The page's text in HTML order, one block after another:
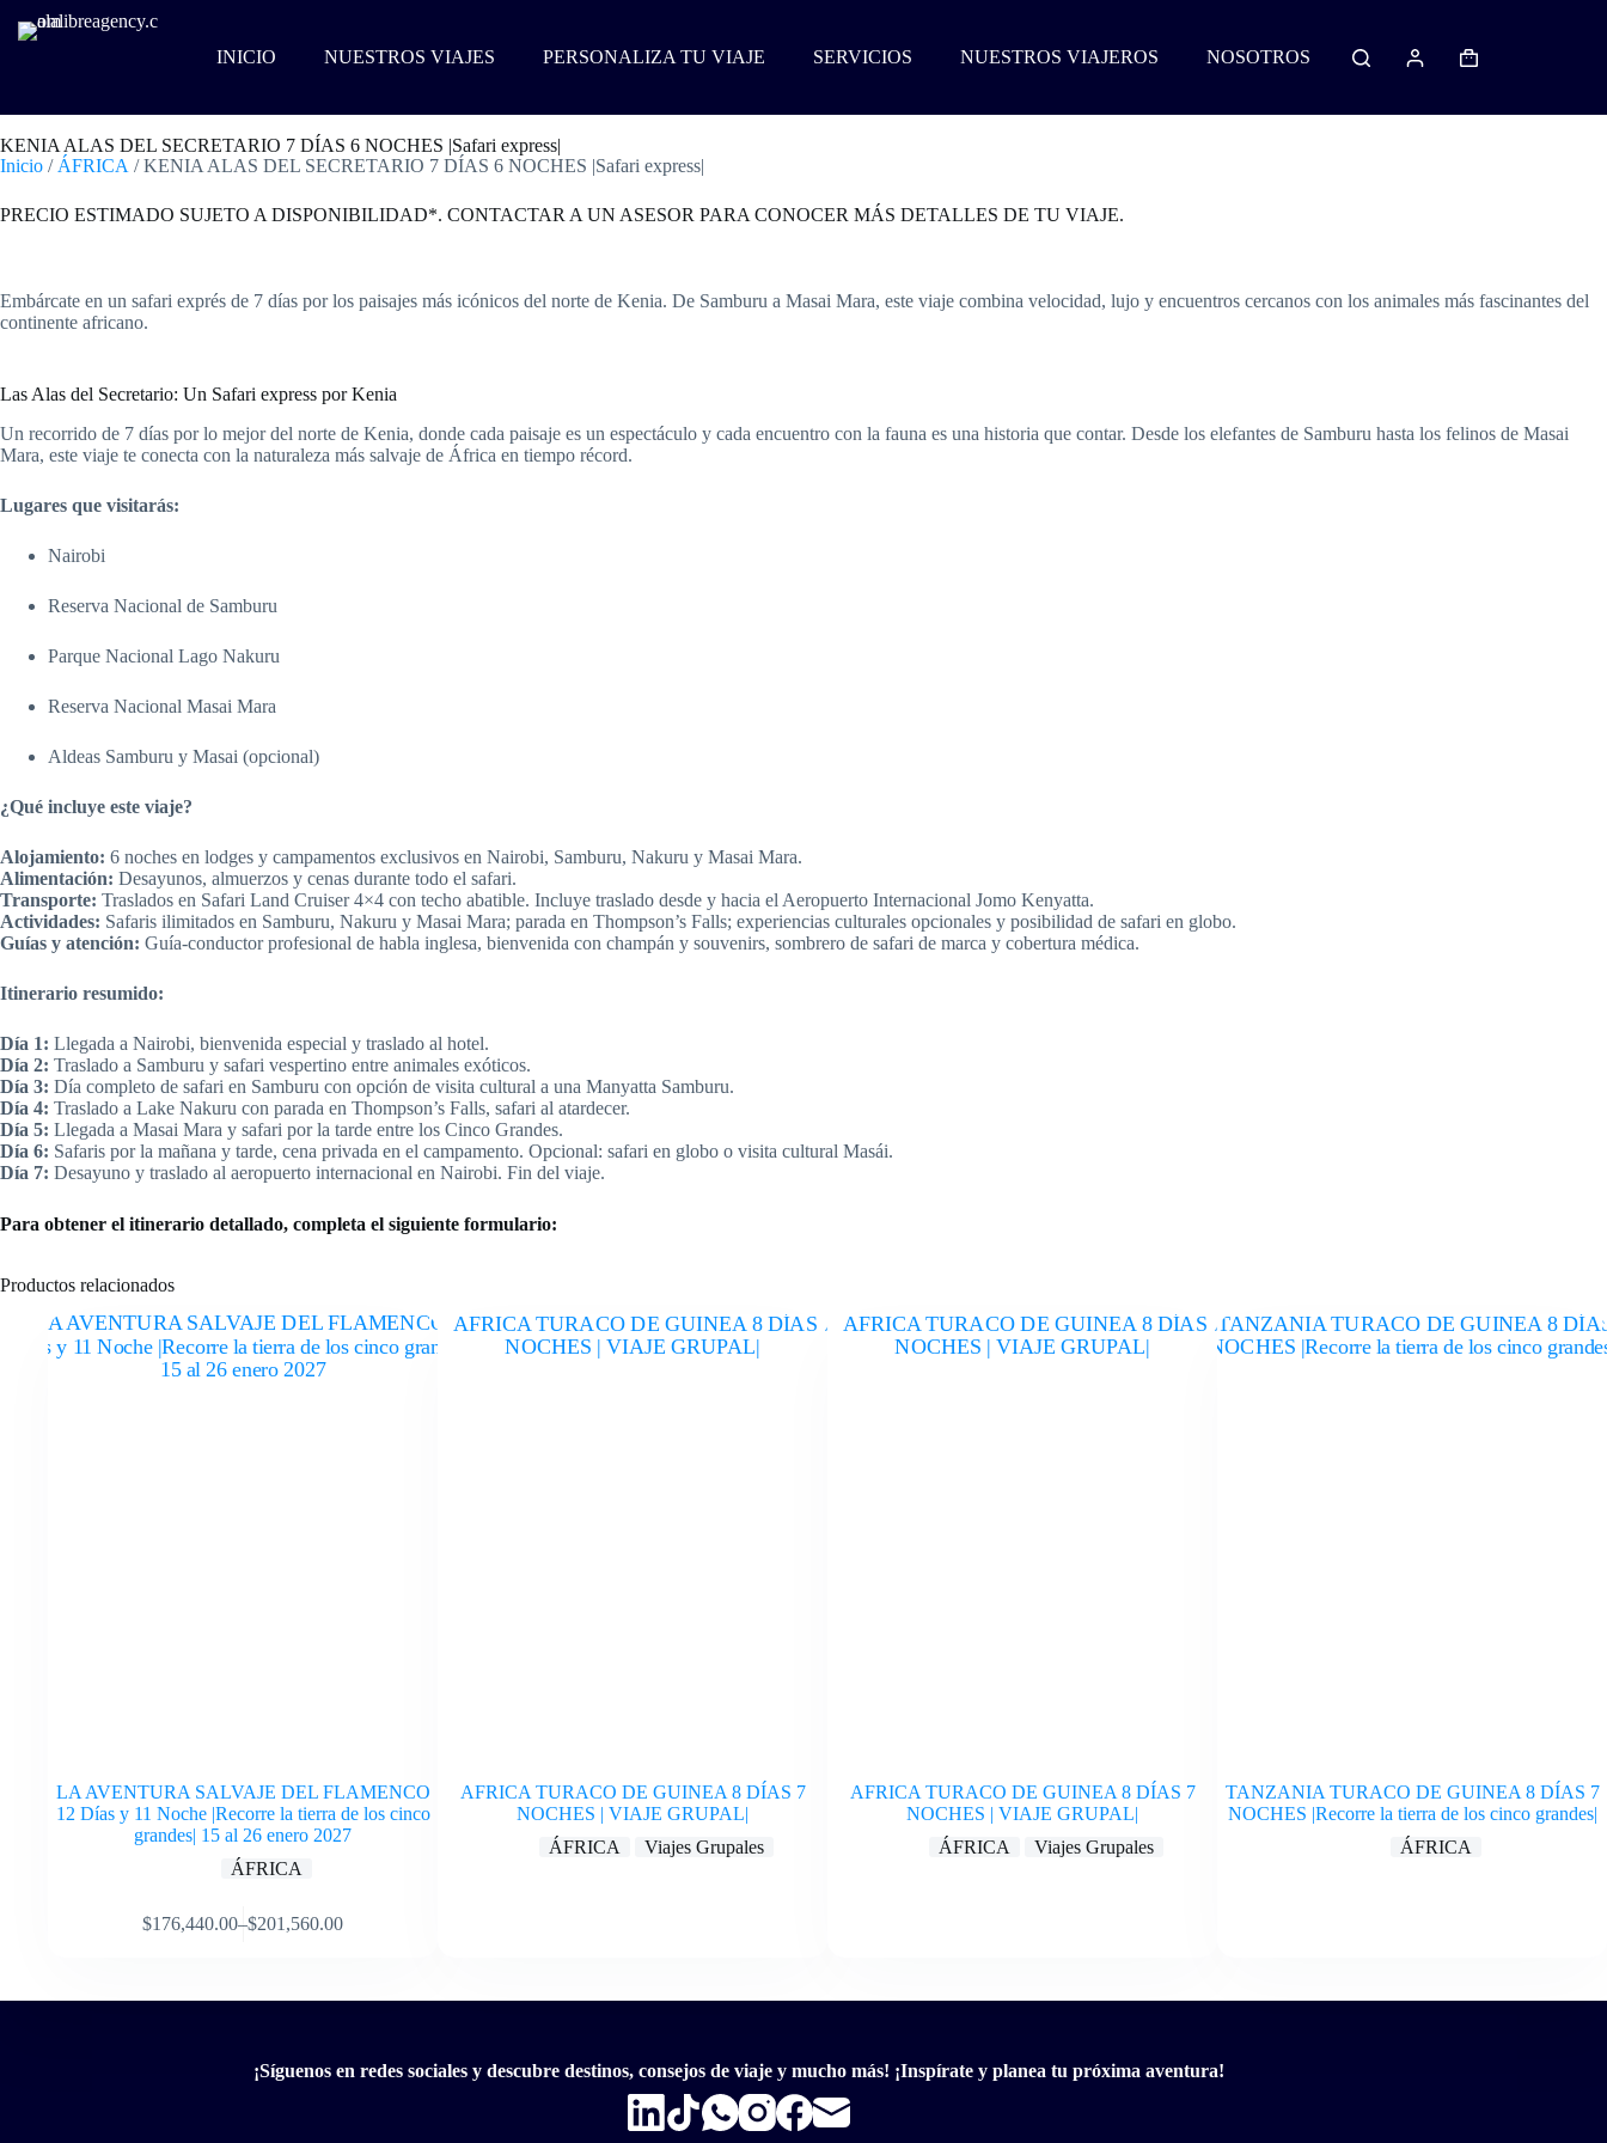
INICIO NUESTROS VIAJES PERSONALIZA TU VIAJE SERVICIOS NUESTROS VIAJEROS NOSOTROS
KENIA ALAS DEL SECRETARIO 7 DÍAS 6 NOCHES |Safari express|
Inicio / ÁFRICA / KENIA ALAS DEL SECRETARIO 7 DÍAS 6 NOCHES |Safari express|
PRECIO ESTIMADO SUJETO A DISPONIBILIDAD*. CONTACTAR A UN ASESOR PARA CONOCER MÁS DETALLES DE TU VIAJE.
Embárcate en un safari exprés de 7 días por los paisajes más icónicos del norte de Kenia. De Samburu a Masai Mara, este viaje combina velocidad, lujo y encuentros cercanos con los animales más fascinantes del
continente africano.
Las Alas del Secretario: Un Safari express por Kenia
Un recorrido de 7 días por lo mejor del norte de Kenia, donde cada paisaje es un espectáculo y cada encuentro con la fauna es una historia que contar. Desde los elefantes de Samburu hasta los felinos de Masai
Mara, este viaje te conecta con la naturaleza más salvaje de África en tiempo récord.
Lugares que visitarás:
Nairobi
Reserva Nacional de Samburu
Parque Nacional Lago Nakuru
Reserva Nacional Masai Mara
Aldeas Samburu y Masai (opcional)
¿Qué incluye este viaje?
Alojamiento: 6 noches en lodges y campamentos exclusivos en Nairobi, Samburu, Nakuru y Masai Mara.
Alimentación: Desayunos, almuerzos y cenas durante todo el safari.
Transporte: Traslados en Safari Land Cruiser 4×4 con techo abatible. Incluye traslado desde y hacia el Aeropuerto Internacional Jomo Kenyatta.
Actividades: Safaris ilimitados en Samburu, Nakuru y Masai Mara; parada en Thompson’s Falls; experiencias culturales opcionales y posibilidad de safari en globo.
Guías y atención: Guía-conductor profesional de habla inglesa, bienvenida con champán y souvenirs, sombrero de safari de marca y cobertura médica.
Itinerario resumido:
Día 1: Llegada a Nairobi, bienvenida especial y traslado al hotel.
Día 2: Traslado a Samburu y safari vespertino entre animales exóticos.
Día 3: Día completo de safari en Samburu con opción de visita cultural a una Manyatta Samburu.
Día 4: Traslado a Lake Nakuru con parada en Thompson’s Falls, safari al atardecer.
Día 5: Llegada a Masai Mara y safari por la tarde entre los Cinco Grandes.
Día 6: Safaris por la mañana y tarde, cena privada en el campamento. Opcional: safari en globo o visita cultural Masái.
Día 7: Desayuno y traslado al aeropuerto internacional en Nairobi. Fin del viaje.
Para obtener el itinerario detallado, completa el siguiente formulario:
Productos relacionados
LA AVENTURA SALVAJE DEL FLAMENCO
12 Días y 11 Noche |Recorre la tierra de los cinco
grandes| 15 al 26 enero 2027
ÁFRICA
$176,440.00–$201,560.00
AFRICA TURACO DE GUINEA 8 DÍAS 7
NOCHES | VIAJE GRUPAL|
ÁFRICA
Viajes Grupales
AFRICA TURACO DE GUINEA 8 DÍAS 7
NOCHES | VIAJE GRUPAL|
ÁFRICA
Viajes Grupales
TANZANIA TURACO DE GUINEA 8 DÍAS 7
NOCHES |Recorre la tierra de los cinco grandes|
ÁFRICA
¡Síguenos en redes sociales y descubre destinos, consejos de viaje y mucho más! ¡Inspírate y planea tu próxima aventura!